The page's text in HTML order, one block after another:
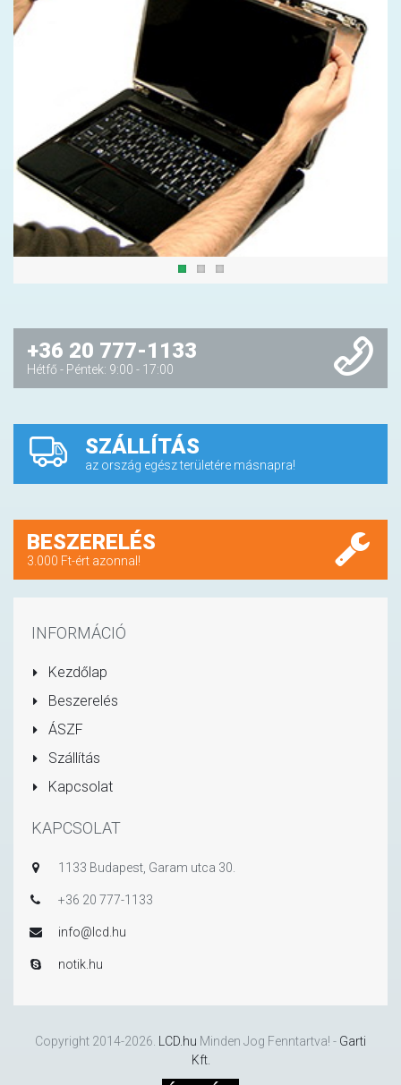
+36 20 777-1133
Hétfő - Péntek: 9:00 - 17:00
SZÁLLÍTÁS
az ország egész területére másnapra!
BESZERELÉS
3.000 Ft-ért azonnal!
INFORMÁCIÓ
Kezdőlap
Beszerelés
ÁSZF
Szállítás
Kapcsolat
KAPCSOLAT
1133 Budapest, Garam utca 30.
+36 20 777-1133
info@lcd.hu
notik.hu
Copyright 2014-2026. LCD.hu Minden Jog Fenntartva! - Garti
Kft.